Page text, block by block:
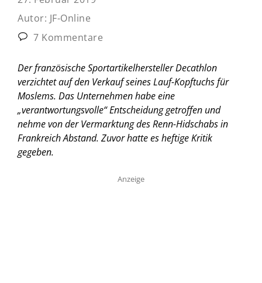
Autor: JF-Online
7 Kommentare
Der französische Sportartikelhersteller Decathlon
verzichtet auf den Verkauf seines Lauf-Kopftuchs für
Moslems. Das Unternehmen habe eine
„verantwortungsvolle“ Entscheidung getroffen und
nehme von der Vermarktung des Renn-Hidschabs in
Frankreich Abstand. Zuvor hatte es heftige Kritik
gegeben.
Anzeige